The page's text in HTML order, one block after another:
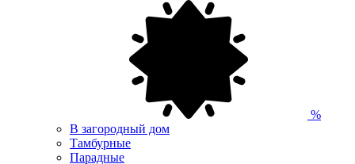
%
В загородный дом
Тамбурные
Парадные